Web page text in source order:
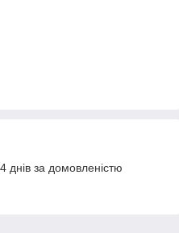
днів за домовленістю